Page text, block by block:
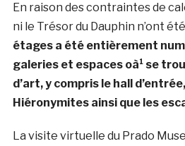
En raison des contraintes de
ni le Trésor du Dauphin n’ont
étages a été entièrement
galeries et espaces oà¹ se
d’art, y compris le hall
Hiéronymites ainsi que les
La visite virtuelle du Prado